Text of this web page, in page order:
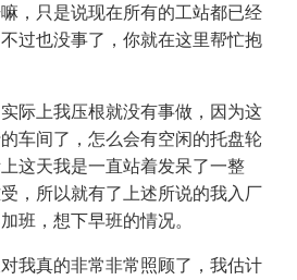
，只是说现在所有的工站都已经
过也没事了，你就在这里帮忙抱
际上我压根就没有事做，因为这
车间了，怎么会有空闲的托盘轮
这天我是一直站着发呆了一整
，所以就有了上述所说的我入厂
班，想下早班的情况。
我真的非常非常照顾了，我估计